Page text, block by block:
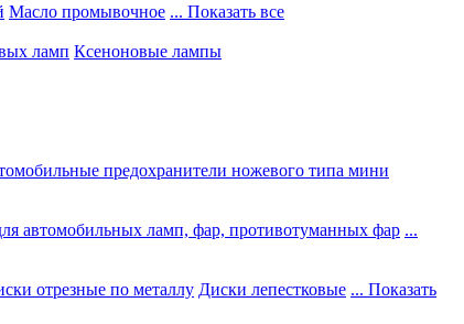
Масло промывочное ... Показать все
ламп Ксеноновые лампы
предохранители ножевого типа мини
автомобильных ламп, фар, противотуманных фар ...
отрезные по металлу Диски лепестковые ... Показать